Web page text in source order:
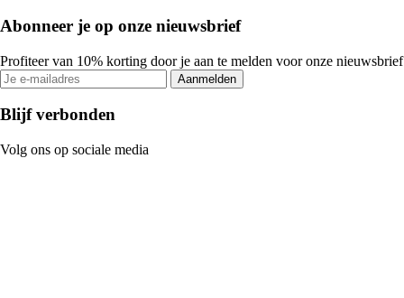
Abonneer je op onze nieuwsbrief
Profiteer van 10% korting door je aan te melden voor onze nieuwsbrief
Aanmelden
Blijf verbonden
Volg ons op sociale media